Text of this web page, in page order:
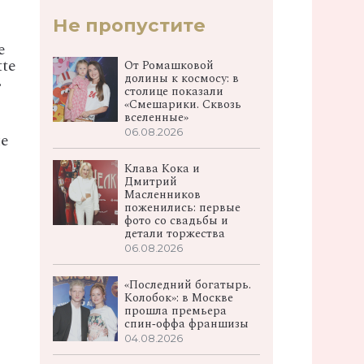
Не пропустите
От Ромашковой
долины к космосу: в
столице показали
«Смешарики. Сквозь
вселенные»
06.08.2026
Клава Кока и
Дмитрий
Масленников
поженились: первые
фото со свадьбы и
детали торжества
06.08.2026
«Последний богатырь.
Колобок»: в Москве
прошла премьера
спин‑оффа франшизы
04.08.2026